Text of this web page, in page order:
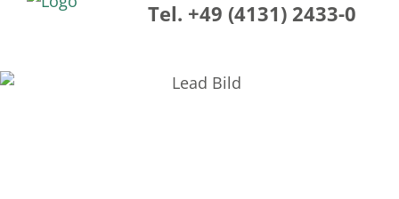
Tel. +49 (4131) 2433-0